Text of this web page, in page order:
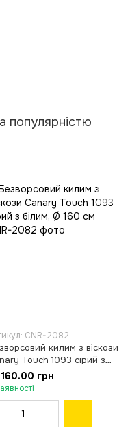
популярністю
CNR-2082
килим з віскози
Touch 1093 сірий з
Ø 160 см
160.00 грн